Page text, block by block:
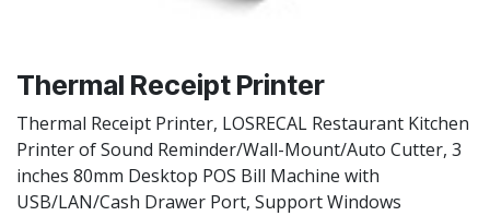
Thermal Receipt Printer
Thermal Receipt Printer, LOSRECAL Restaurant Kitchen
Printer of Sound Reminder/Wall-Mount/Auto Cutter, 3
inches 80mm Desktop POS Bill Machine with
USB/LAN/Cash Drawer Port, Support Windows